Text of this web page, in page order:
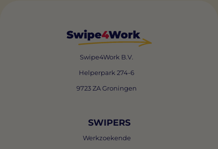
Swipe4Work B.V.
Helperpark 274-6
9723 ZA Groningen
SWIPERS
Werkzoekende